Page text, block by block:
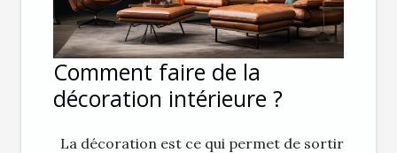
Comment faire de la
décoration intérieure ?
La décoration est ce qui permet de sortir